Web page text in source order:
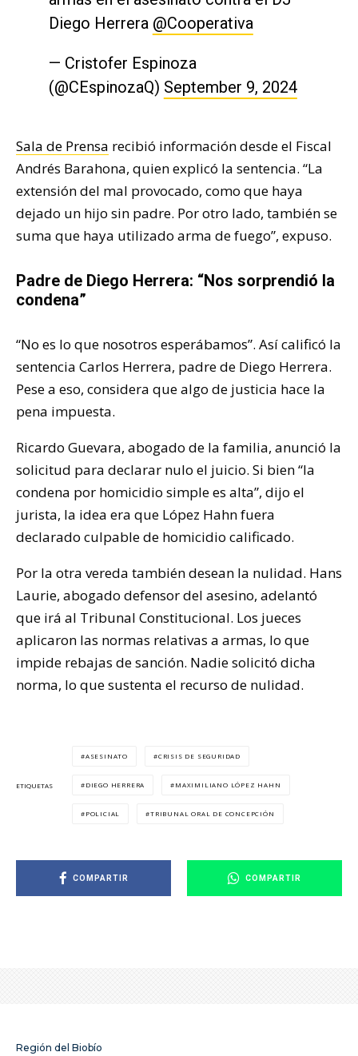
Diego Herrera @Cooperativa
— Cristofer Espinoza
(@CEspinozaQ) September 9, 2024
Sala de Prensa recibió información desde el Fiscal
Andrés Barahona, quien explicó la sentencia. “La
extensión del mal provocado, como que haya
dejado un hijo sin padre. Por otro lado, también se
suma que haya utilizado arma de fuego”, expuso.
Padre de Diego Herrera: “Nos sorprendió la
condena”
“No es lo que nosotros esperábamos”. Así calificó la
sentencia Carlos Herrera, padre de Diego Herrera.
Pese a eso, considera que algo de justicia hace la
pena impuesta.
Ricardo Guevara, abogado de la familia, anunció la
solicitud para declarar nulo el juicio. Si bien “la
condena por homicidio simple es alta”, dijo el
jurista, la idea era que López Hahn fuera
declarado culpable de homicidio calificado.
Por la otra vereda también desean la nulidad. Hans
Laurie, abogado defensor del asesino, adelantó
que irá al Tribunal Constitucional. Los jueces
aplicaron las normas relativas a armas, lo que
impide rebajas de sanción. Nadie solicitó dicha
norma, lo que sustenta el recurso de nulidad.
ETIQUETAS
ASESINATO CRISIS DE SEGURIDAD
DIEGO HERRERA MAXIMILIANO LÓPEZ HAHN
POLICIAL TRIBUNAL ORAL DE CONCEPCIÓN
COMPARTIR COMPARTIR
Región del Biobío